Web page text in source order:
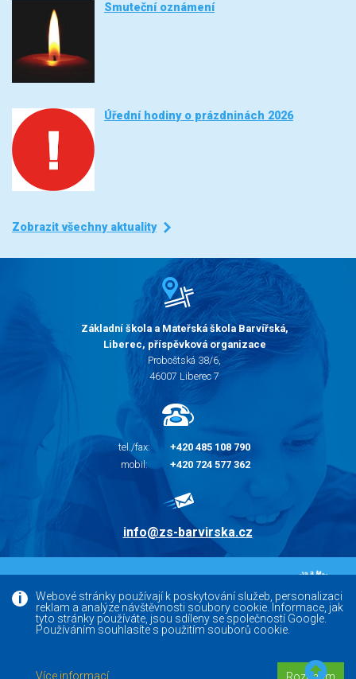
Webové stránky používají k poskytování služeb, personalizaci
reklam a analýze návštěvnosti soubory cookie. Informace, jak
tyto stránky používáte, jsou sdíleny se společností Google.
Používáním souhlasíte s použitím souborů cookie.
Více informací
Smuteční oznámení
Úřední hodiny o prázdninách 2026
Zobrazit všechny aktuality
Základní škola a Mateřská škola Barvířská,
Liberec, příspěvková organizace
Proboštská 38/6,
46007 Liberec 7
tel./fax:
+420 485 108 790
mobil:
+420 724 577 362
info@zs-barvirska.cz
Facebook
Versoft.cz - tvorba www webových stránek, internetových